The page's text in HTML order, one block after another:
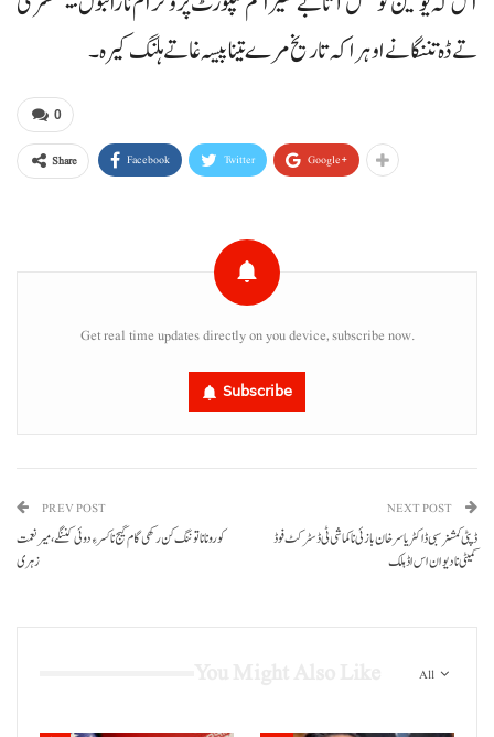
تے ڈہ تننگانے اوہراکہ تاریخ مرے تینا پیسہ غاتے ہلنگ کیرہ۔
0
Share Facebook Twitter Google+
Get real time updates directly on you device, subscribe now.
Subscribe
PREV POST
کورونا نا توننگ کن رکھی گام گیج نا کسر ءِ دوئی کننگے، میر نعمت
زہری
NEXT POST
ڈپٹی کمشنر سبی ڈاکٹر یاسر خان بازئی نا کماشی ٹی ڈسٹرکٹ فوڈ
کمیٹی نا دیوان اس اڈ ہلک
All